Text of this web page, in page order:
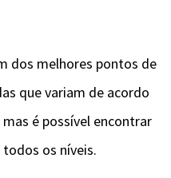
dos melhores pontos de
que variam de acordo
é possível encontrar
os níveis.